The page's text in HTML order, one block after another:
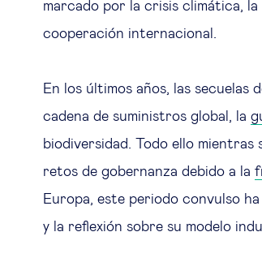
marcado por la crisis climática,
cooperación internacional.
En los últimos años, las secuelas
cadena de suministros global, la
biodiversidad. Todo ello
retos de gobernanza debido a la
Europa, este periodo convulso
y la reflexión sobre su modelo